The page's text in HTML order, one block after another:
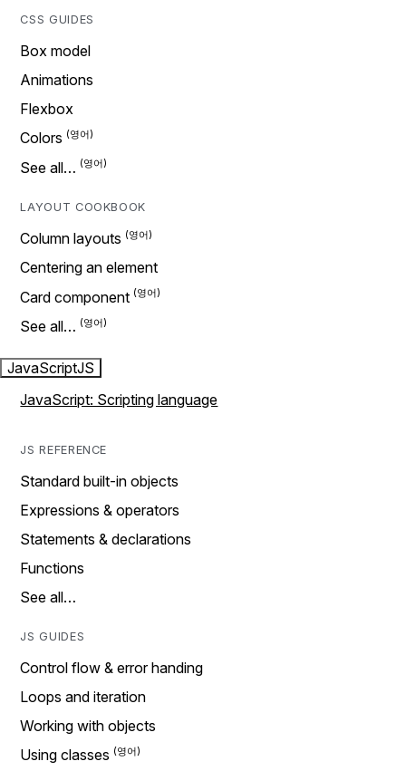
CSS GUIDES
Box model
Animations
Flexbox
Colors
See all…
LAYOUT COOKBOOK
Column layouts
Centering an element
Card component
See all…
JavaScriptJS
JavaScript: Scripting language
JS REFERENCE
Standard built-in objects
Expressions & operators
Statements & declarations
Functions
See all…
JS GUIDES
Control flow & error handing
Loops and iteration
Working with objects
Using classes